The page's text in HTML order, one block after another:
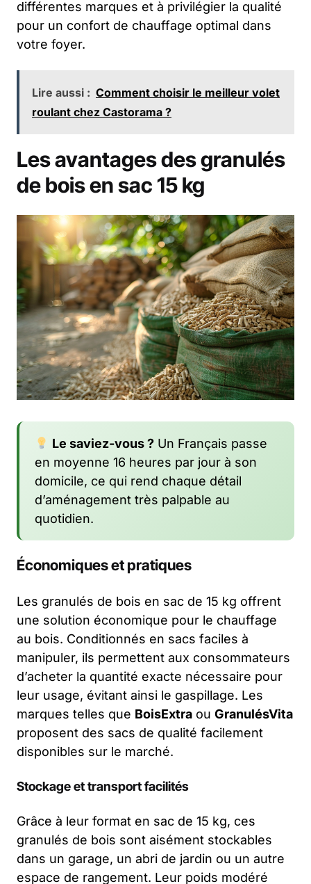
différentes marques et à privilégier la qualité
pour un confort de chauffage optimal dans
votre foyer.
Lire aussi : Comment choisir le meilleur volet
roulant chez Castorama ?
Les avantages des granulés
de bois en sac 15 kg
Le saviez-vous ?Un Français passe
en moyenne 16 heures par jour à son
domicile, ce qui rend chaque détail
d’aménagement très palpable au
quotidien.
Économiques et pratiques
Les granulés de bois en sac de 15 kg offrent
une solution économique pour le chauffage
au bois. Conditionnés en sacs faciles à
manipuler, ils permettent aux consommateurs
d’acheter la quantité exacte nécessaire pour
leur usage, évitant ainsi le gaspillage. Les
marques telles que BoisExtra ou GranulésVita
proposent des sacs de qualité facilement
disponibles sur le marché.
Stockage et transport facilités
Grâce à leur format en sac de 15 kg, ces
granulés de bois sont aisément stockables
dans un garage, un abri de jardin ou un autre
espace de rangement. Leur poids modéré